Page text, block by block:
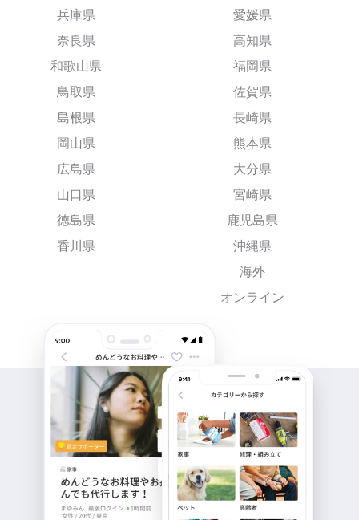
兵庫県
奈良県
和歌山県
鳥取県
島根県
岡山県
広島県
山口県
徳島県
香川県
愛媛県
高知県
福岡県
佐賀県
長崎県
熊本県
大分県
宮崎県
鹿児島県
沖縄県
海外
オンライン